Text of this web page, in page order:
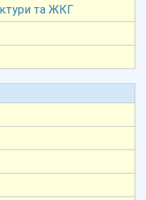
та ЖКГ